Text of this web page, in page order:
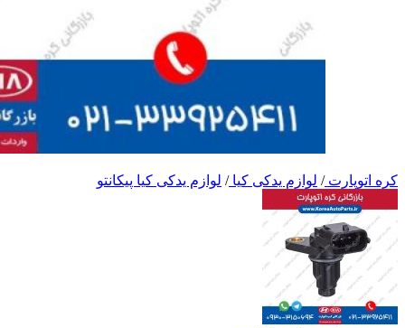
کره اتوپارت/ لوازم یدکی کیا/ لوازم یدکی کیا پیکانتو